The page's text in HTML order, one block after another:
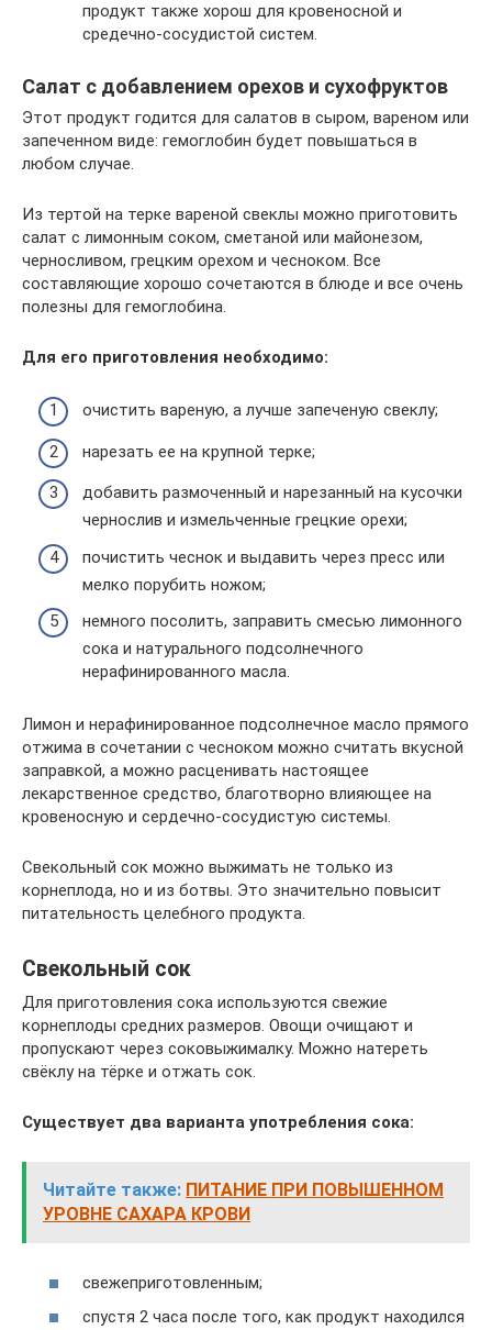
продукт также хорош для кровеносной и
средечно-сосудистой систем.
Салат с добавлением орехов и сухофруктов
Этот продукт годится для салатов в сыром, вареном или
запеченном виде: гемоглобин будет повышаться в
любом случае.
Из тертой на терке вареной свеклы можно приготовить
салат с лимонным соком, сметаной или майонезом,
черносливом, грецким орехом и чесноком. Все
составляющие хорошо сочетаются в блюде и все очень
полезны для гемоглобина.
Для его приготовления необходимо:
очистить вареную, а лучше запеченую свеклу;
нарезать ее на крупной терке;
добавить размоченный и нарезанный на кусочки
чернослив и измельченные грецкие орехи;
почистить чеснок и выдавить через пресс или
мелко порубить ножом;
немного посолить, заправить смесью лимонного
сока и натурального подсолнечного
нерафинированного масла.
Лимон и нерафинированное подсолнечное масло прямого
отжима в сочетании с чесноком можно считать вкусной
заправкой, а можно расценивать настоящее
лекарственное средство, благотворно влияющее на
кровеносную и сердечно-сосудистую системы.
Свекольный сок можно выжимать не только из
корнеплода, но и из ботвы. Это значительно повысит
питательность целебного продукта.
Свекольный сок
Для приготовления сока используются свежие
корнеплоды средних размеров. Овощи очищают и
пропускают через соковыжималку. Можно натереть
свёклу на тёрке и отжать сок.
Существует два варианта употребления сока:
Читайте также: ПИТАНИЕ ПРИ ПОВЫШЕННОМ
УРОВНЕ САХАРА КРОВИ
свежеприготовленным;
спустя 2 часа после того, как продукт находился